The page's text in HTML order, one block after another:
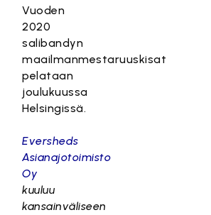
Vuoden
2020
salibandyn
maailmanmestaruuskisat
pelataan
joulukuussa
Helsingissä.
Eversheds
Asianajotoimisto
Oy
kuuluu
kansainväliseen